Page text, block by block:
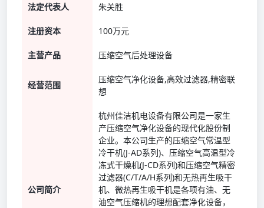
法定代表人 朱关胜
注册资本 100万元
主营产品 压缩空气后处理设备
经营范围
压缩空气净化设备,高效过滤器,精密联
想
公司简介
杭州佳洁机电设备有限公司是一家生
产压缩空气净化设备的现代化股份制
企业。本公司生产的压缩空气常温型
冷干机(J-AD系列)、压缩空气高温型冷
冻式干燥机(J-CD系列)和压缩空气精密
过滤器(C/T/A/H系列)和无热再生吸干
机、微热再生吸干机是各项有油、无
油空气压缩机的理想配套净化设备，